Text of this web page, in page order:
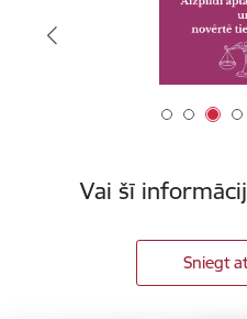
Vai šī
Sniegt